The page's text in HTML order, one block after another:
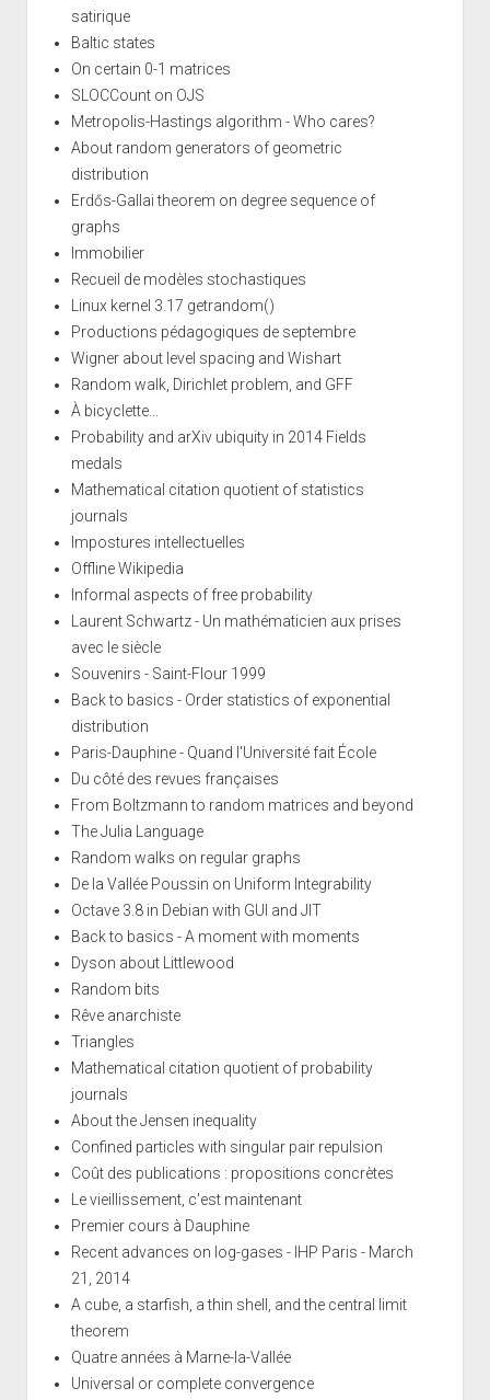
satirique
Baltic states
On certain 0-1 matrices
SLOCCount on OJS
Metropolis-Hastings algorithm - Who cares?
About random generators of geometric
distribution
Erdős-Gallai theorem on degree sequence of
graphs
Immobilier
Recueil de modèles stochastiques
Linux kernel 3.17 getrandom()
Productions pédagogiques de septembre
Wigner about level spacing and Wishart
Random walk, Dirichlet problem, and GFF
À bicyclette...
Probability and arXiv ubiquity in 2014 Fields
medals
Mathematical citation quotient of statistics
journals
Impostures intellectuelles
Offline Wikipedia
Informal aspects of free probability
Laurent Schwartz - Un mathématicien aux prises
avec le siècle
Souvenirs - Saint-Flour 1999
Back to basics - Order statistics of exponential
distribution
Paris-Dauphine - Quand l'Université fait École
Du côté des revues françaises
From Boltzmann to random matrices and beyond
The Julia Language
Random walks on regular graphs
De la Vallée Poussin on Uniform Integrability
Octave 3.8 in Debian with GUI and JIT
Back to basics - A moment with moments
Dyson about Littlewood
Random bits
Rêve anarchiste
Triangles
Mathematical citation quotient of probability
journals
About the Jensen inequality
Confined particles with singular pair repulsion
Coût des publications : propositions concrètes
Le vieillissement, c'est maintenant
Premier cours à Dauphine
Recent advances on log-gases - IHP Paris - March
21, 2014
A cube, a starfish, a thin shell, and the central limit
theorem
Quatre années à Marne-la-Vallée
Universal or complete convergence